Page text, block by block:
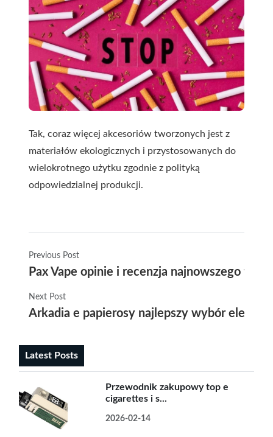
Tak, coraz więcej akcesoriów tworzonych jest z
materiałów ekologicznych i przystosowanych do
wielokrotnego użytku zgodnie z polityką
odpowiedzialnej produkcji.
Previous Post
Pax Vape opinie i recenzja najnowszego
Next Post
Arkadia e papierosy najlepszy wybór
Latest Posts
Przewodnik zakupowy top e
cigarettes i s...
2026-02-14